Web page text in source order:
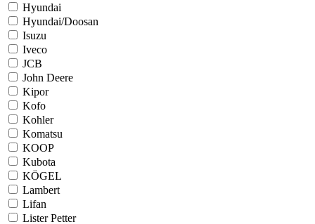
Hyundai
Hyundai/Doosan
Isuzu
Iveco
JCB
John Deere
Kipor
Kofo
Kohler
Komatsu
KOOP
Kubota
KÖGEL
Lambert
Lifan
Lister Petter